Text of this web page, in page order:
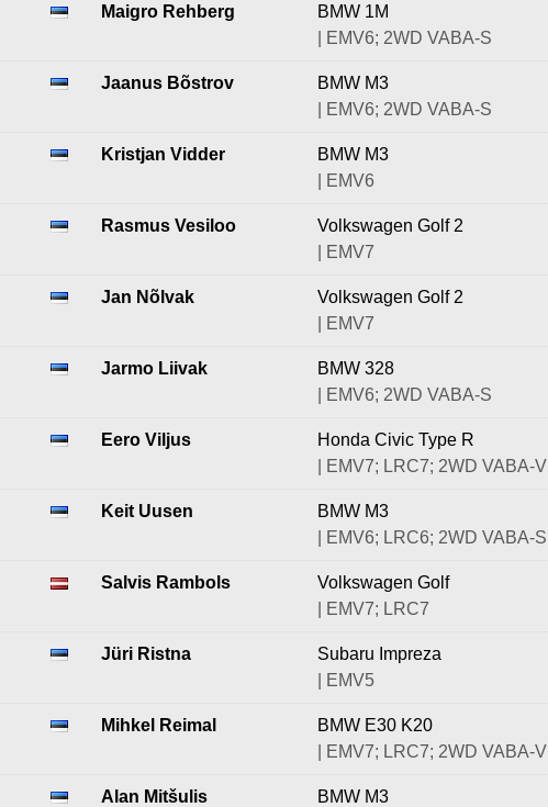
Maigro Rehberg
BMW 1M
| EMV6; 2WD VABA-S
Jaanus Bõstrov
BMW M3
| EMV6; 2WD VABA-S
Kristjan Vidder
BMW M3
| EMV6
Rasmus Vesiloo
Volkswagen Golf 2
| EMV7
Jan Nõlvak
Volkswagen Golf 2
| EMV7
Jarmo Liivak
BMW 328
| EMV6; 2WD VABA-S
Eero Viljus
Honda Civic Type R
| EMV7; LRC7; 2WD VABA-V
Keit Uusen
BMW M3
| EMV6; LRC6; 2WD VABA-S
Salvis Rambols
Volkswagen Golf
| EMV7; LRC7
Jüri Ristna
Subaru Impreza
| EMV5
Mihkel Reimal
BMW E30 K20
| EMV7; LRC7; 2WD VABA-V
Alan Mitšulis
BMW M3